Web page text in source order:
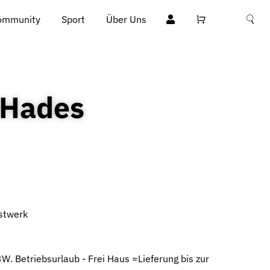
Sport Über Uns
Betriebsurlaub - Frei Haus =Lieferung bis zur